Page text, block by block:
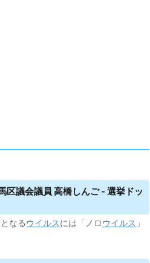
区議会議員 高橋しんご - 選挙ドッ
なるウイルスには「ノロウイルス 」